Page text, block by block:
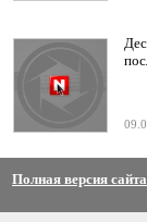
Полная версия сайта